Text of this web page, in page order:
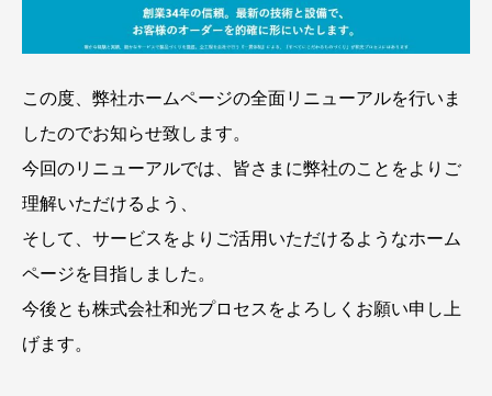
この度、弊社ホームページの全面リニューアルを行いま
したのでお知らせ致します。
今回のリニューアルでは、皆さまに弊社のことをよりご
理解いただけるよう、
そして、サービスをよりご活用いただけるようなホーム
ページを目指しました。
今後とも株式会社和光プロセスをよろしくお願い申し上
げます。